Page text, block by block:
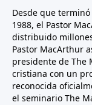
Desde que
1988, el Pastor
distribuido
Pastor MacArthur
presidente de The
cristiana con un
reconocida
el seminario The